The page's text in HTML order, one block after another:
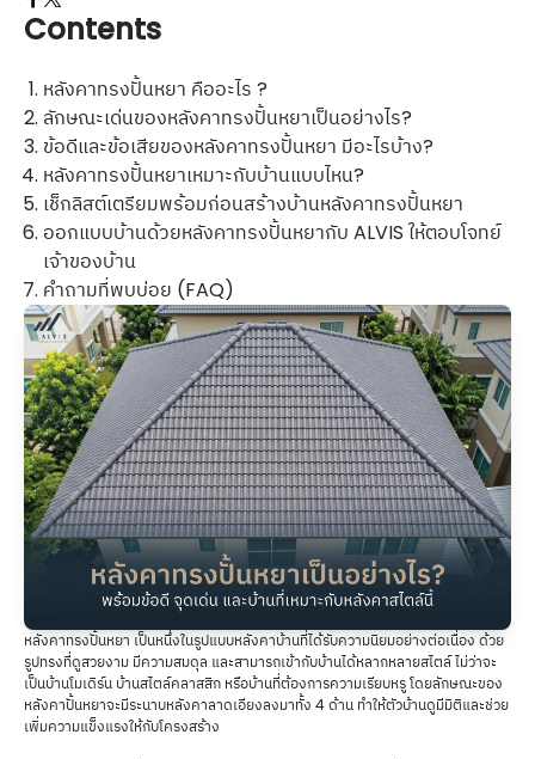
Contents
หลังคาทรงปั้นหยา คืออะไร ?
ลักษณะเด่นของหลังคาทรงปั้นหยาเป็นอย่างไร?
ข้อดีและข้อเสียของหลังคาทรงปั้นหยา มีอะไรบ้าง?
หลังคาทรงปั้นหยาเหมาะกับบ้านแบบไหน?
เช็กลิสต์เตรียมพร้อมก่อนสร้างบ้านหลังคาทรงปั้นหยา
ออกแบบบ้านด้วยหลังคาทรงปั้นหยากับ ALVIS ให้ตอบโจทย์
เจ้าของบ้าน
คำถามที่พบบ่อย (FAQ)
หลังคาทรงปั้นหยา เป็นหนึ่งในรูปแบบหลังคาบ้านที่ได้รับความนิยมอย่างต่อเนื่อง ด้วย
รูปทรงที่ดูสวยงาม มีความสมดุล และสามารถเข้ากับบ้านได้หลากหลายสไตล์ ไม่ว่าจะ
เป็นบ้านโมเดิร์น บ้านสไตล์คลาสสิก หรือบ้านที่ต้องการความเรียบหรู โดยลักษณะของ
หลังคาปั้นหยาจะมีระนาบหลังคาลาดเอียงลงมาทั้ง 4 ด้าน ทำให้ตัวบ้านดูมีมิติและช่วย
เพิ่มความแข็งแรงให้กับโครงสร้าง